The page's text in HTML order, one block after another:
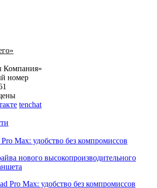
номер
tenchat
Max: удобство без компромиссов
нового высокопроизводительного